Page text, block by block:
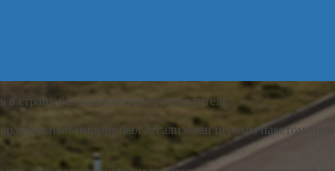
страну без разрешения производителя.
импорт был легализован первым пакетом